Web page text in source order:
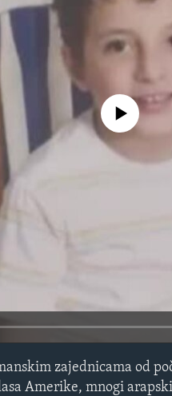
No media source
zajednicama od
Amerike, mnogi